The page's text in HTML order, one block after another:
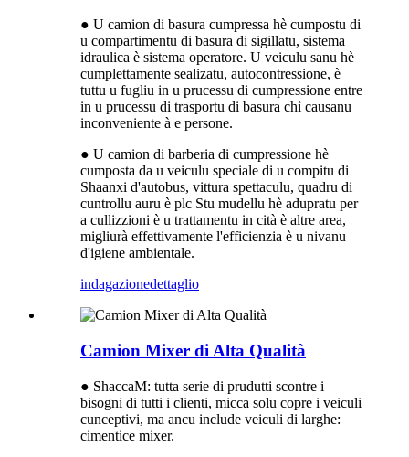
● U camion di basura cumpressa hè cumpostu di
u compartimentu di basura di sigillatu, sistema
idraulica è sistema operatore. U veiculu sanu hè
cumplettamente sealizatu, autocontressione, è
tuttu u fugliu in u prucessu di cumpressione entre
in u prucessu di trasportu di basura chì causanu
inconveniente à e persone.
● U camion di barberia di cumpressione hè
cumposta da u veiculu speciale di u compitu di
Shaanxi d'autobus, vittura spettaculu, quadru di
cuntrollu auru è plc Stu mudellu hè adupratu per
a cullizzioni è u trattamentu in cità è altre area,
migliurà effettivamente l'efficienzia è u nivanu
d'igiene ambientale.
indagazionedettaglio
Camion Mixer di Alta Qualità
● ShaccaM: tutta serie di prudutti scontre i
bisogni di tutti i clienti, micca solu copre i veiculi
cunceptivi, ma ancu include veiculi di larghe:
cimentice mixer.